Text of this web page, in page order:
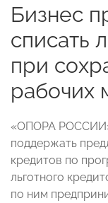
Бизнес
списать
при
рабочих
«ОПОРА
поддержать
кредитов по
льготного
по ним